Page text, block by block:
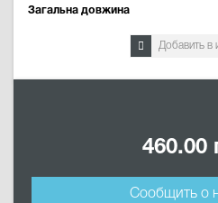
Загальна довжина
Добавить в
460.00